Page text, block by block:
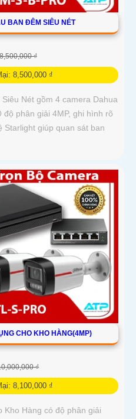
BAN ĐÊM SIÊU NÉT
₫
8,500,000 ₫
Nét gồm 4 camera Dahua
độ phân giải 4MP, ghi hình rõ
giúp quan sát ban
CHO KHO HÀNG(4MP)
₫
8,100,000 ₫
Kho Hàng có độ phân giải